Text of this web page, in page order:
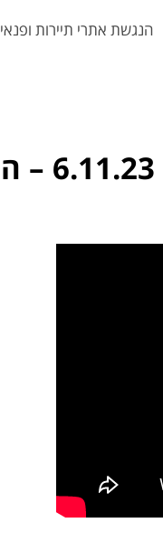
הנגשת אתרי תיירות ופנאי